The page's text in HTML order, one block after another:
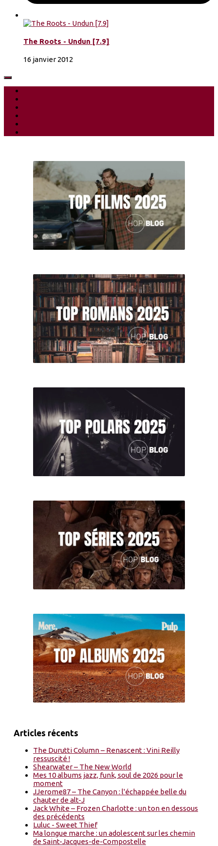
The Roots - Undun [7.9]
16 janvier 2012
Articles récents
The Durutti Column – Renascent : Vini Reilly
ressuscité !
Shearwater – The New World
Mes 10 albums jazz, funk, soul de 2026 pour le
moment
JJerome87 – The Canyon : l'échappée belle du
chauter de alt-J
Jack White – Frozen Charlotte : un ton en dessous
des précédents
Luluc - Sweet Thief
Ma longue marche : un adolescent sur les chemin
de Saint-Jacques-de-Compostelle